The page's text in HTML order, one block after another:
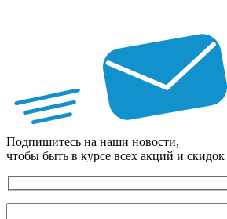
Подпишитесь на наши новости,
чтобы быть в курсе всех акций и скидок